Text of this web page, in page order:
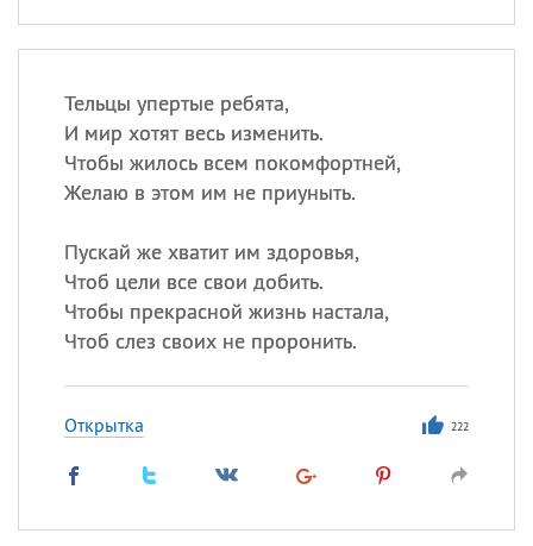
Тельцы упертые ребята,
И мир хотят весь изменить.
Чтобы жилось всем покомфортней,
Желаю в этом им не приуныть.
Пускай же хватит им здоровья,
Чтоб цели все свои добить.
Чтобы прекрасной жизнь настала,
Чтоб слез своих не проронить.
Открытка 222